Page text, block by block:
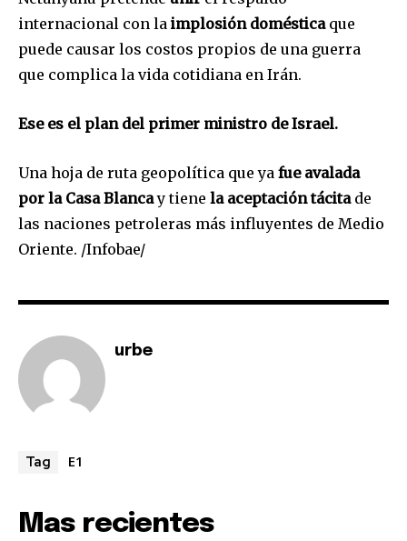
internacional con la implosión doméstica que
puede causar los costos propios de una guerra
que complica la vida cotidiana en Irán.
Ese es el plan del primer ministro de Israel.
Una hoja de ruta geopolítica que ya fue avalada
por la Casa Blancay tiene la aceptación tácitade
las naciones petroleras más influyentes de Medio
Oriente. /Infobae/
urbe
Tag E1
Mas recientes